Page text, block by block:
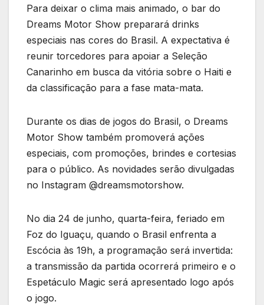
Para deixar o clima mais animado, o bar do
Dreams Motor Show preparará drinks
especiais nas cores do Brasil. A expectativa é
reunir torcedores para apoiar a Seleção
Canarinho em busca da vitória sobre o Haiti e
da classificação para a fase mata-mata.
Durante os dias de jogos do Brasil, o Dreams
Motor Show também promoverá ações
especiais, com promoções, brindes e cortesias
para o público. As novidades serão divulgadas
no Instagram @dreamsmotorshow.
No dia 24 de junho, quarta-feira, feriado em
Foz do Iguaçu, quando o Brasil enfrenta a
Escócia às 19h, a programação será invertida:
a transmissão da partida ocorrerá primeiro e o
Espetáculo Magic será apresentado logo após
o jogo.